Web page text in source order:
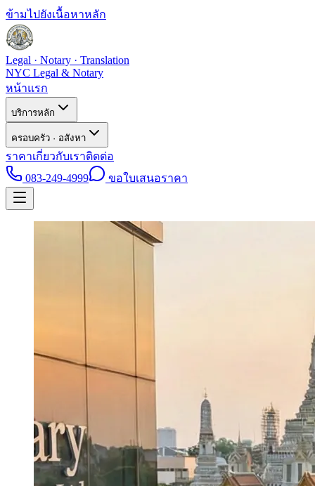
ข้ามไปยังเนื้อหาหลัก
Legal · Notary · Translation
NYC Legal & Notary
หน้าแรก
บริการหลัก
ครอบครัว · อสังหา
ราคาเกี่ยวกับเราติดต่อ
083-249-4999
ขอใบเสนอราคา